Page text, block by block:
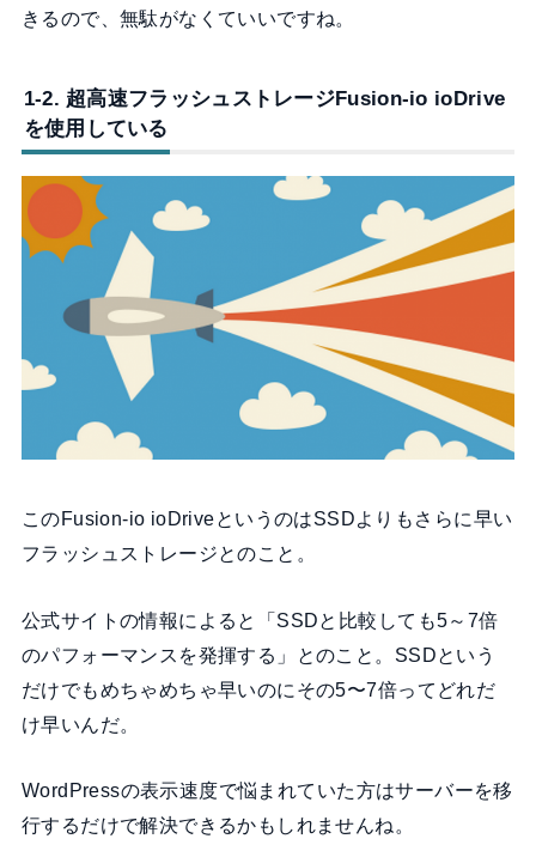
きるので、無駄がなくていいですね。
1-2. 超高速フラッシュストレージFusion-io ioDrive
を使用している
このFusion-io ioDriveというのはSSDよりもさらに早い
フラッシュストレージとのこと。
公式サイトの情報によると「SSDと比較しても5～7倍
のパフォーマンスを発揮する」とのこと。SSDという
だけでもめちゃめちゃ早いのにその5〜7倍ってどれだ
け早いんだ。
WordPressの表示速度で悩まれていた方はサーバーを移
行するだけで解決できるかもしれませんね。